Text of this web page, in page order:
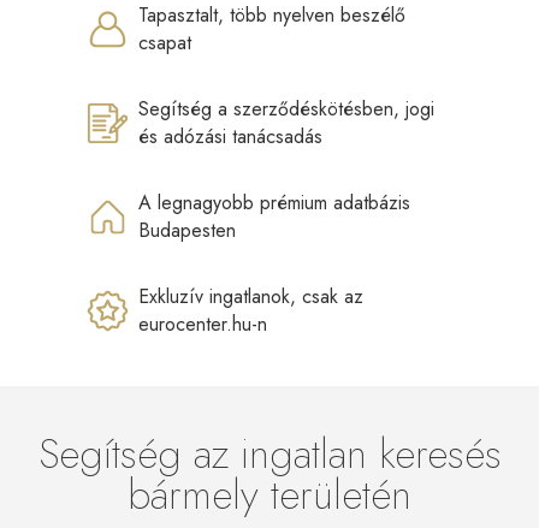
Tapasztalt, több nyelven beszélő
csapat
Segítség a szerződéskötésben, jogi
és adózási tanácsadás
A legnagyobb prémium adatbázis
Budapesten
Exkluzív ingatlanok, csak az
eurocenter.hu-n
Segítség az ingatlan keresés
bármely területén